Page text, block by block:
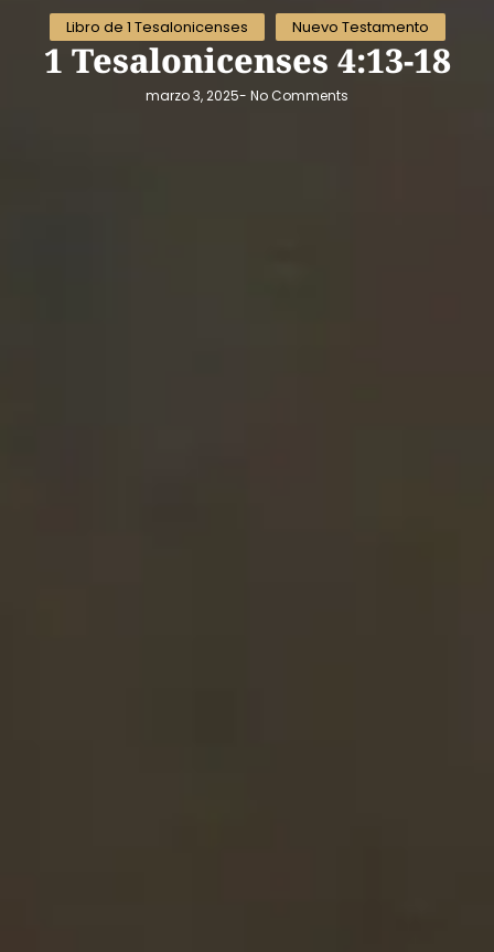
Libro de 1 Tesalonicenses Nuevo Testamento
1 Tesalonicenses 4:13-18
marzo 3, 2025- No Comments